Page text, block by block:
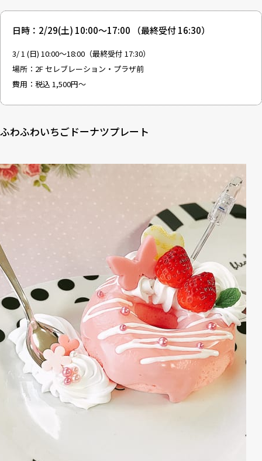
日時：2/29(土) 10:00～17:00 （最終受付 16:30）
3/ 1 (日) 10:00～18:00（最終受付 17:30）
場所：2F セレブレーション・プラザ前
費用：税込 1,500円～
ふわふわいちごドーナツプレート